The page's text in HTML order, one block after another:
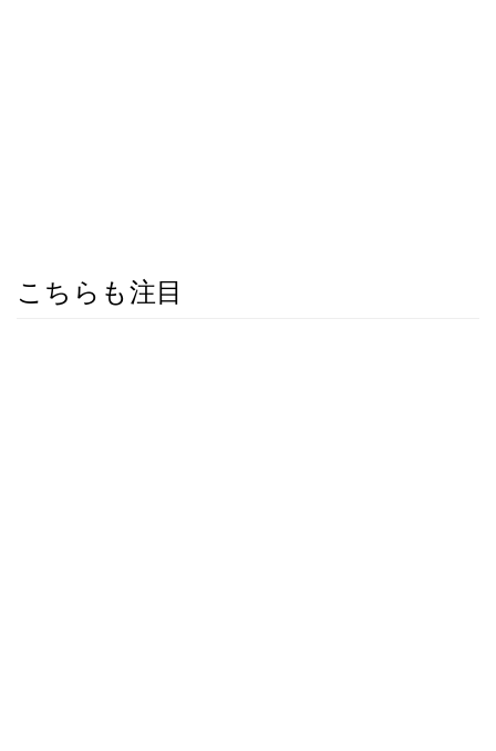
こちらも注目